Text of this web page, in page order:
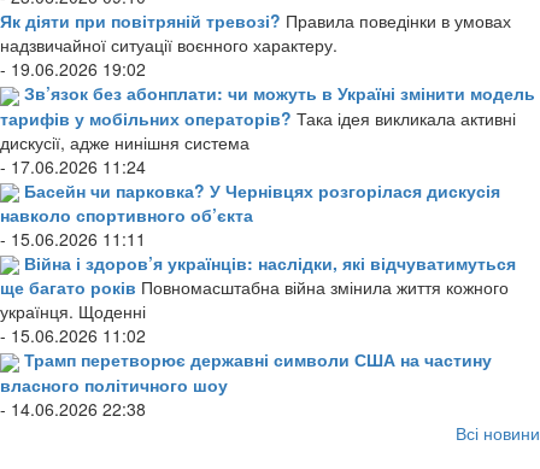
Як діяти при повітряній тревозі? Правила поведінки в умовах
надзвичайної ситуації воєнного характеру.
- 19.06.2026 19:02
Зв’язок без абонплати: чи можуть в Україні змінити модель
тарифів у мобільних операторів? Така ідея викликала активні
дискусії, адже нинішня система
- 17.06.2026 11:24
Басейн чи парковка? У Чернівцях розгорілася дискусія
навколо спортивного об’єкта
- 15.06.2026 11:11
Війна і здоров’я українців: наслідки, які відчуватимуться
ще багато років Повномасштабна війна змінила життя кожного
українця. Щоденні
- 15.06.2026 11:02
Трамп перетворює державні символи США на частину
власного політичного шоу
- 14.06.2026 22:38
Всі новини